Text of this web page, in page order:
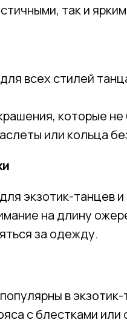
Привет!
Email
так и
всех стилей
которые
или кольца
экзотик-танцев
на длину
за одежду.
в
с блестками